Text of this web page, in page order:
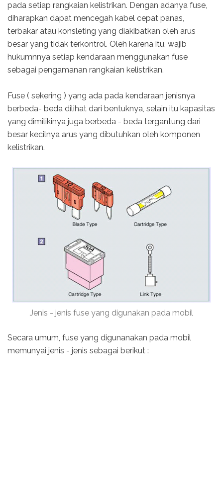
pada setiap rangkaian kelistrikan. Dengan adanya fuse,
diharapkan dapat mencegah kabel cepat panas,
terbakar atau konsleting yang diakibatkan oleh arus
besar yang tidak terkontrol. Oleh karena itu, wajib
hukumnnya setiap kendaraan menggunakan fuse
sebagai pengamanan rangkaian kelistrikan.
Fuse ( sekering ) yang ada pada kendaraan jenisnya
berbeda- beda dilihat dari bentuknya, selain itu kapasitas
yang dimilikinya juga berbeda - beda tergantung dari
besar kecilnya arus yang dibutuhkan oleh komponen
kelistrikan.
Jenis - jenis fuse yang digunakan pada mobil
Secara umum, fuse yang digunanakan pada mobil
memunyai jenis - jenis sebagai berikut :